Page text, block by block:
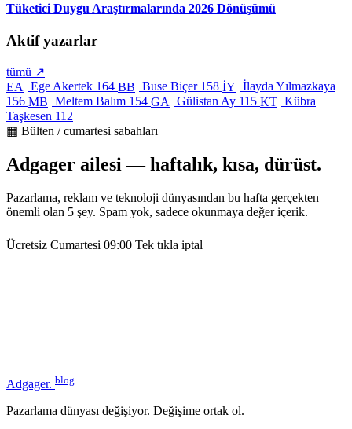
Tüketici Duygu Araştırmalarında 2026 Dönüşümü
Aktif yazarlar
tümü ↗
EA
Ege Akertek 164 BB Buse Biçer 158 İY İlayda Yılmazkaya
156 MB Meltem Balım 154 GA Gülistan Ay 115 KT Kübra
Taşkesen 112
▦ Bülten / cumartesi sabahları
Adgager ailesi — haftalık, kısa, dürüst.
Pazarlama, reklam ve teknoloji dünyasından bu hafta gerçekten
önemli olan 5 şey. Spam yok, sadece okunmaya değer içerik.
Ücretsiz Cumartesi 09:00 Tek tıkla iptal
Adgager. blog
Pazarlama dünyası değişiyor. Değişime ortak ol.